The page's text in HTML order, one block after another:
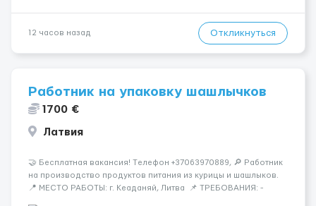
12 часов назад Откликнуться
Работник на упаковку шашлычков
1700 €
Латвия
🤝 Бесплатная вакансия! Tелефон +37063970889, 🔎 Работник
на производство продуктов питания из курицы и шашлыков.
📍 МЕСТО РАБОТЫ: г. Кеаданяй, Литва 📌 ТРЕБОВАНИЯ: -